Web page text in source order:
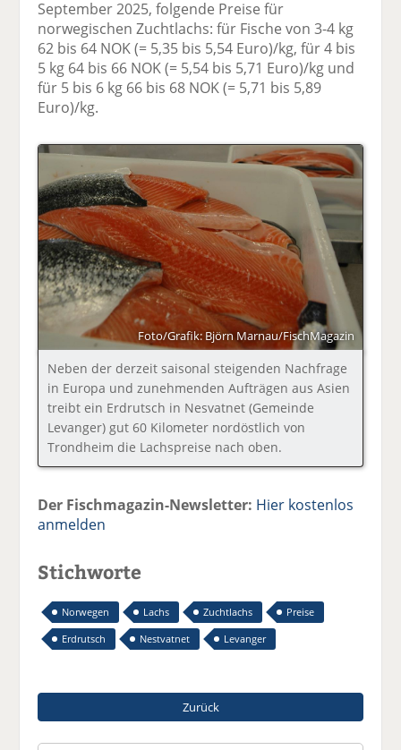
September 2025, folgende Preise für
norwegischen Zuchtlachs: für Fische von 3-4 kg
62 bis 64 NOK (= 5,35 bis 5,54 Euro)/kg, für 4 bis
5 kg 64 bis 66 NOK (= 5,54 bis 5,71 Euro)/kg und
für 5 bis 6 kg 66 bis 68 NOK (= 5,71 bis 5,89
Euro)/kg.
Foto/Grafik: Björn Marnau/FischMagazin
Neben der derzeit saisonal steigenden Nachfrage
in Europa und zunehmenden Aufträgen aus Asien
treibt ein Erdrutsch in Nesvatnet (Gemeinde
Levanger) gut 60 Kilometer nordöstlich von
Trondheim die Lachspreise nach oben.
Der Fischmagazin-Newsletter: Hier kostenlos
anmelden
Stichworte
Norwegen Lachs Zuchtlachs
Preise
Erdrutsch
Nestvatnet Levanger
Zurück